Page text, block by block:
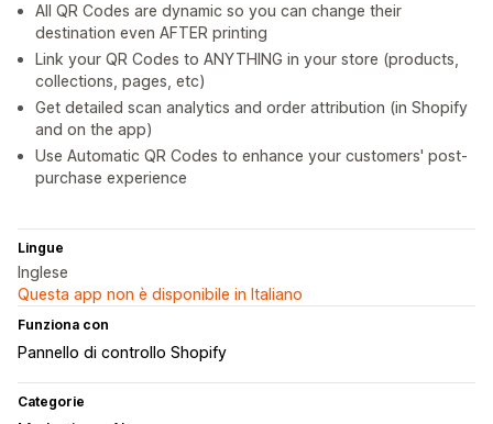
All QR Codes are dynamic so you can change their
destination even AFTER printing
Link your QR Codes to ANYTHING in your store (products,
collections, pages, etc)
Get detailed scan analytics and order attribution (in Shopify
and on the app)
Use Automatic QR Codes to enhance your customers' post-
purchase experience
Lingue
Inglese
Questa app non è disponibile in Italiano
Funziona con
Pannello di controllo Shopify
Categorie